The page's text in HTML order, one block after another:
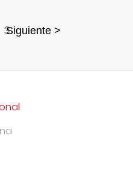
3Siguiente >